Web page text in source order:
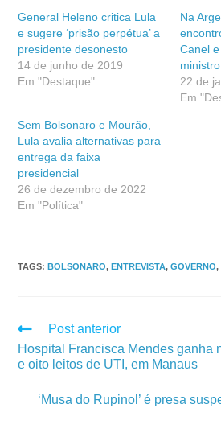
General Heleno critica Lula
e sugere ‘prisão perpétua’ a
presidente desonesto
14 de junho de 2019
Em "Destaque"
Na
Canel
ministro
22 de
Em
Sem Bolsonaro e Mourão,
Lula avalia alternativas para
entrega da faixa
presidencial
26 de dezembro de 2022
Em "Política"
TAGS:BOLSONARO, ENTREVISTA, GOVERNO,
Post anterior
Hospital Francisca Mendes ganha
e oito leitos de UTI, em Manaus
‘Musa do Rupinol’ é presa